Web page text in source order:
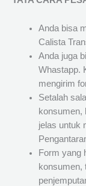
Anda bisa
Calista
Anda juga
Whastapp.
mengirim
Setalah
konsumen,
jelas untuk
Form yang
konsumen,